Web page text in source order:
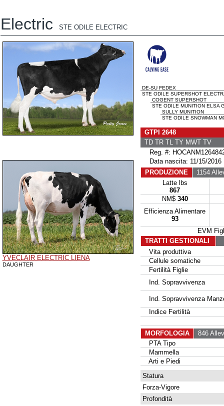
Electric STE ODILE ELECTRIC
YVECLAIR ELECTRIC LIENA
DAUGHTER
DE-SU FEDEX
STE ODILE SUPERSHOT
COGENT SUPERSHOT
STE ODILE MUNITION ELSA
SULLY MUNITION
STE ODILE SNOWMAN
GTPI 2648
TD TR TL TY MWT TV
Reg. #:
Data nascita: 11/15/2016
PRODUZIONE
1154
Latte lbs
867
NM$ 340
Efficienza Alimentare
93
EVM
TRATTI GESTIONALI
Vita produttiva
Cellule somatiche
Fertilità Figlie
Ind. Sopravvivenza
Ind. Sopravvivenza
Indice Fertilità
MORFOLOGIA
846
PTA Tipo
Mammella
Arti e Piedi
Statura
Forza-Vigore
Profondità